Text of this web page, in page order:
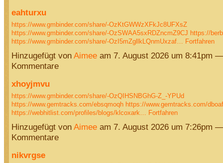
eahturxu
https://www.gmbinder.com/share/-OzKtGWWzXFkJc8UFXsZ
https://www.gmbinder.com/share/-OzSWAA5sxRDZncmZ9CJ https://
https://www.gmbinder.com/share/-OzI5mZgllkLQnmUxzaf… Fortfahren
Hinzugefügt von Aimeeam 7. August 2026 um 8:41pm
Kommentare
xhoyjmvu
https://www.gmbinder.com/share/-OzQIHSNBGhG-Z_-YPUd
https://www.gemtracks.com/ebsqmoqh https://www.gemtracks.com/
https://webhitlist.com/profiles/blogs/klcoxark… Fortfahren
Hinzugefügt von Aimeeam 7. August 2026 um 7:26pm
Kommentare
nikvrgse